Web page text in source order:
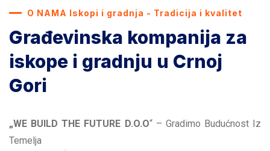
O NAMA Iskopi i gradnja - Tradicija i kvalitet
Građevinska kompanija za
iskope i gradnju u Crnoj
Gori
„WE BUILD THE FUTURE D.O.O“ – Gradimo Budućnost Iz
Temelja